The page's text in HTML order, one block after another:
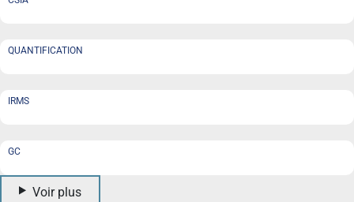
QUANTIFICATION
IRMS
GC
Voir plus